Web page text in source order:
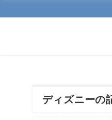
ディズニーの